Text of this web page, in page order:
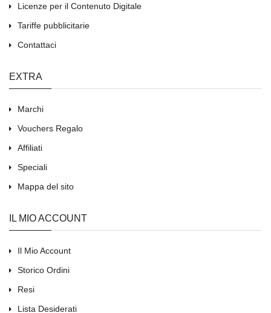
Licenze per il Contenuto Digitale
Tariffe pubblicitarie
Contattaci
EXTRA
Marchi
Vouchers Regalo
Affiliati
Speciali
Mappa del sito
IL MIO ACCOUNT
Il Mio Account
Storico Ordini
Resi
Lista Desiderati